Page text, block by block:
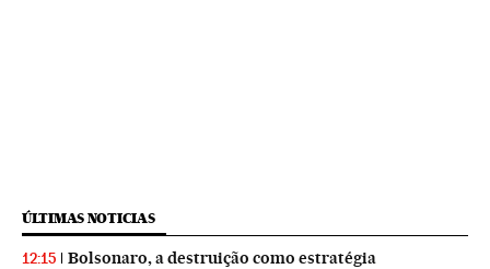
ÚLTIMAS NOTICIAS
12:15 Bolsonaro, a destruição como estratégia